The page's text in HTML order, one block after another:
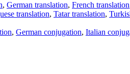
, German translation, French translation
translation, Tatar translation,
, German conjugation, Italian